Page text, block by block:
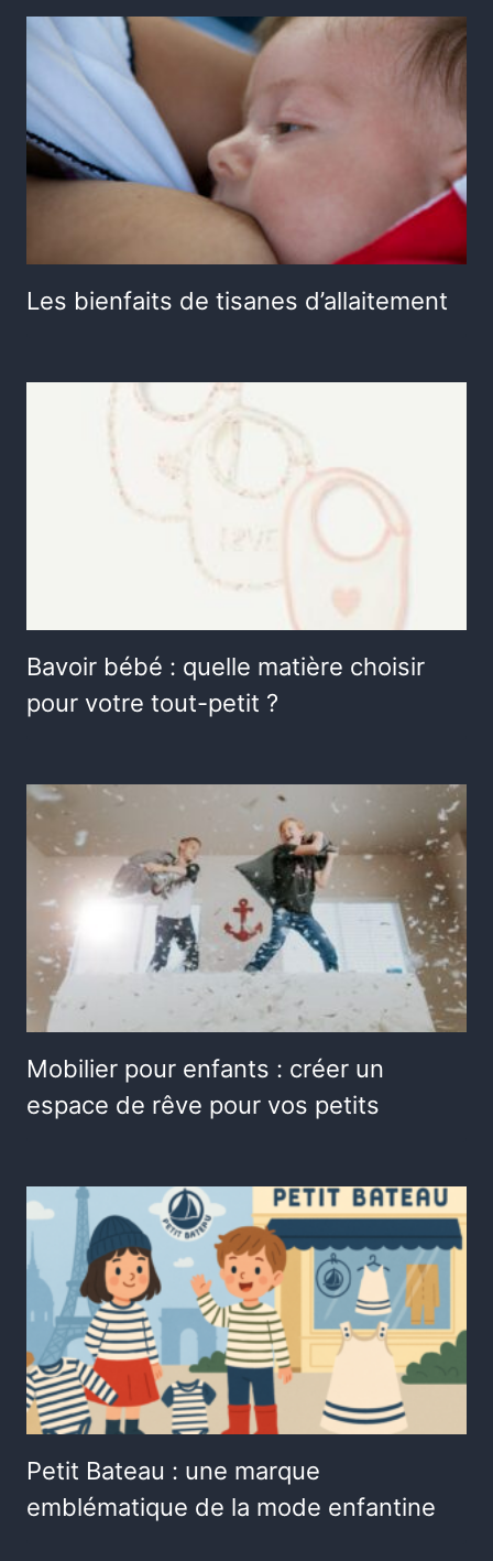
Les bienfaits de tisanes d’allaitement
Bavoir bébé : quelle matière choisir
pour votre tout-petit ?
Mobilier pour enfants : créer un
espace de rêve pour vos petits
Petit Bateau : une marque
emblématique de la mode enfantine